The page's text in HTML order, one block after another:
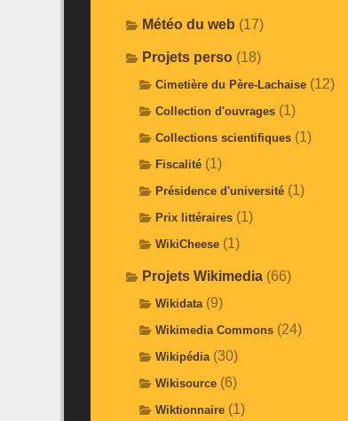
Météo du web (17)
Projets perso (18)
Cimetière du Père-Lachaise (12)
Collection d'ouvrages (1)
Collections scientifiques (1)
Fiscalité (1)
Présidence d'université (1)
Prix littéraires (1)
WikiCheese (1)
Projets Wikimedia (66)
Wikidata (9)
Wikimedia Commons (24)
Wikipédia (30)
Wikisource (6)
Wiktionnaire (1)